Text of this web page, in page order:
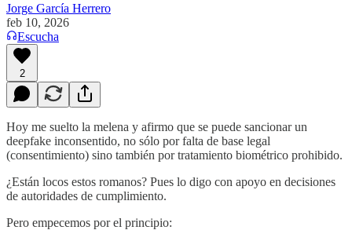
Jorge García Herrero
feb 10, 2026
Escucha
2
Hoy me suelto la melena y afirmo que se puede sancionar un
deepfake inconsentido, no sólo por falta de base legal
(consentimiento) sino también por tratamiento biométrico prohibido.
¿Están locos estos romanos? Pues lo digo con apoyo en decisiones
de autoridades de cumplimiento.
Pero empecemos por el principio: